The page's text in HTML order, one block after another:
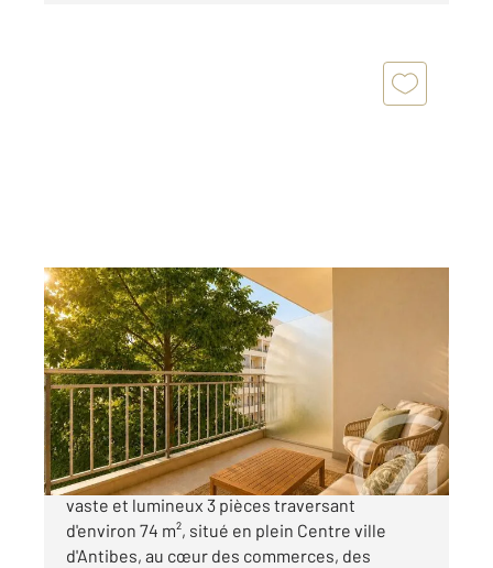
ANTIBES 06
74 m2, 3 pièces
Ref : 38113
Appartement F3 à vendre
375 000 €
ANTIBES Centre EXCLUSIVITE : Découvrez ce
vaste et lumineux 3 pièces traversant
d'environ 74 m², situé en plein Centre ville
d'Antibes, au cœur des commerces, des